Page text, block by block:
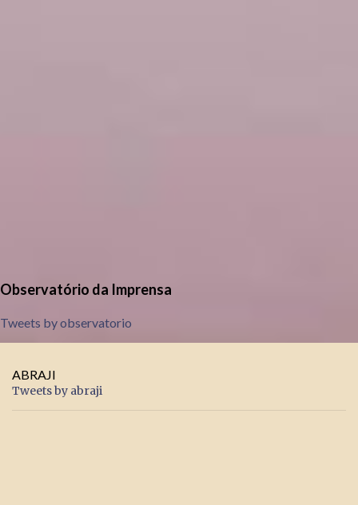
Observatório da Imprensa
Tweets by observatorio
ABRAJI
Tweets by abraji